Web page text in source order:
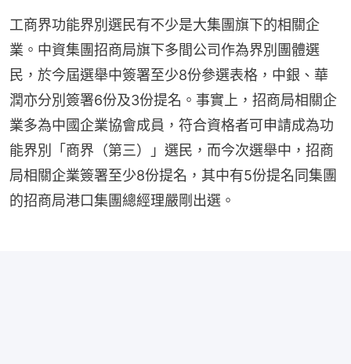
工商界功能界別選民有不少是大集團旗下的相關企
業。中資集團招商局旗下多間公司作為界別團體選
民，於今屆選舉中簽署至少8份參選表格，中銀、華
潤亦分別簽署6份及3份提名。事實上，招商局相關企
業多為中國企業協會成員，符合資格者可申請成為功
能界別「商界（第三）」選民，而今次選舉中，招商
局相關企業簽署至少8份提名，其中有5份提名同集團
的招商局港口集團總經理嚴剛出選。